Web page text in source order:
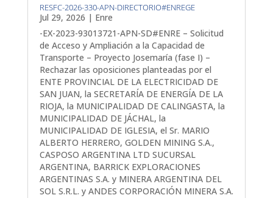
RESFC-2026-330-APN-DIRECTORIO#ENREGE
Jul 29, 2026 | Enre
-EX-2023-93013721-APN-SD#ENRE – Solicitud
de Acceso y Ampliación a la Capacidad de
Transporte – Proyecto Josemaría (fase I) –
Rechazar las oposiciones planteadas por el
ENTE PROVINCIAL DE LA ELECTRICIDAD DE
SAN JUAN, la SECRETARÍA DE ENERGÍA DE LA
RIOJA, la MUNICIPALIDAD DE CALINGASTA, la
MUNICIPALIDAD DE JÁCHAL, la
MUNICIPALIDAD DE IGLESIA, el Sr. MARIO
ALBERTO HERRERO, GOLDEN MINING S.A.,
CASPOSO ARGENTINA LTD SUCURSAL
ARGENTINA, BARRICK EXPLORACIONES
ARGENTINAS S.A. y MINERA ARGENTINA DEL
SOL S.R.L. y ANDES CORPORACIÓN MINERA S.A.